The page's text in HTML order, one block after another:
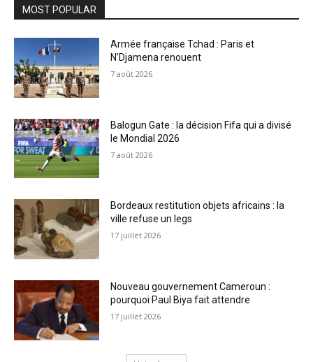
MOST POPULAR
Armée française Tchad : Paris et
N’Djamena renouent
7 août 2026
Balogun Gate : la décision Fifa qui a divisé
le Mondial 2026
7 août 2026
Bordeaux restitution objets africains : la
ville refuse un legs
17 juillet 2026
Nouveau gouvernement Cameroun :
pourquoi Paul Biya fait attendre
17 juillet 2026